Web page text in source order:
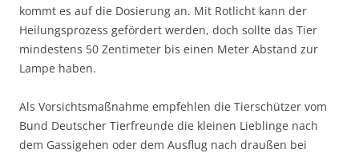
kommt es auf die Dosierung an. Mit Rotlicht kann der
Heilungsprozess gefördert werden, doch sollte das Tier
mindestens 50 Zentimeter bis einen Meter Abstand zur
Lampe haben.
Als Vorsichtsmaßnahme empfehlen die Tierschützer vom
Bund Deutscher Tierfreunde die kleinen Lieblinge nach
dem Gassigehen oder dem Ausflug nach draußen bei